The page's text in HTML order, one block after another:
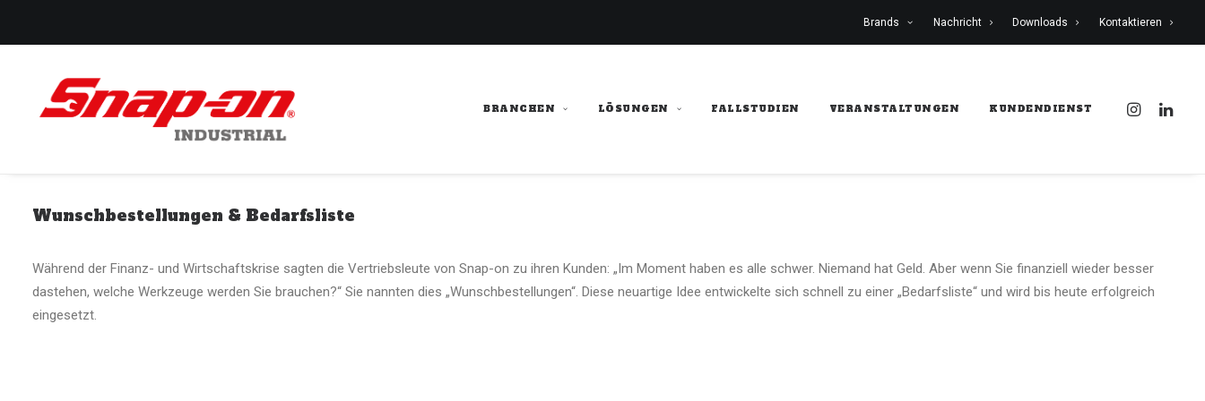
Brands Nachricht Downloads Kontaktieren
BRANCHEN LÖSUNGEN FALLSTUDIEN VERANSTALTUNGEN KUNDENDIENST
Wunschbestellungen & Bedarfsliste
Während der Finanz- und Wirtschaftskrise sagten die Vertriebsleute von Snap-on zu ihren Kunden: „Im Moment haben es alle schwer. Niemand hat Geld. Aber wenn Sie finanziell wieder besser
dastehen, welche Werkzeuge werden Sie brauchen?“ Sie nannten dies „Wunschbestellungen“. Diese neuartige Idee entwickelte sich schnell zu einer „Bedarfsliste“ und wird bis heute erfolgreich
eingesetzt.